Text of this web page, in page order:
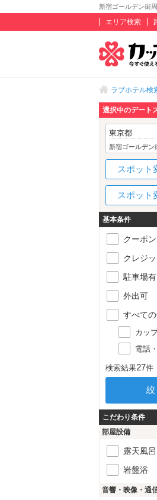
新宿ゴールデン街
エリア検索
ラブホテル検
選択中のデート
東京都
新宿ゴールデン
スポット
スポット
基本条件
クーポ
クレジ
駐車場有
外出可
すべて
カッ
電話
検索結果27件
こだわり条件
部屋設備
露天風呂
岩盤浴
音響・映像・通